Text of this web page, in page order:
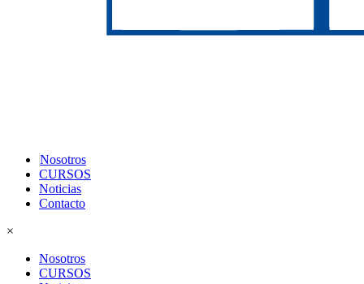
Nosotros
CURSOS
Noticias
Contacto
×
Nosotros
CURSOS